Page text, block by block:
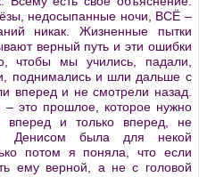
недосыпанные ночи, ВСЁ –
никак. Жизненные пытки
верный путь и эти ошибки
чтобы мы учились, падали,
поднимались и шли дальше с
вперед и не смотрели назад.
– это прошлое, которое нужно
вперед и только вперед, не
с Денисом была для некой
потом я поняла, что если
ему верной, а не с головой